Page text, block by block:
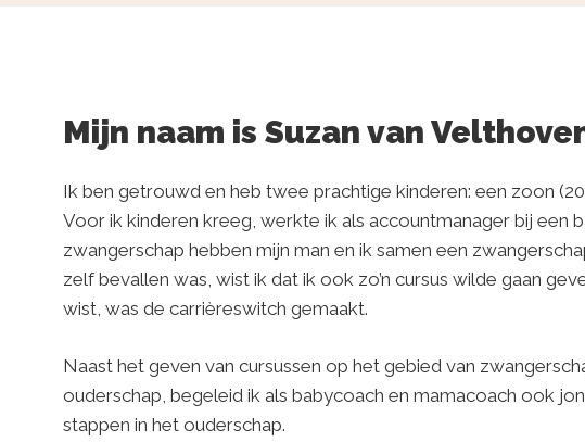
Mijn naam is Suzan van
Ik ben getrouwd en heb twee prachtige kinderen: een zoon
Voor ik kinderen kreeg, werkte ik als accountmanager bij een
zwangerschap hebben mijn man en ik samen een
zelf bevallen was, wist ik dat ik ook zo’n cursus wilde gaan
wist, was de carrièreswitch gemaakt.
Naast het geven van cursussen op het gebied van
ouderschap, begeleid ik als babycoach en mamacoach ook
stappen in het ouderschap.